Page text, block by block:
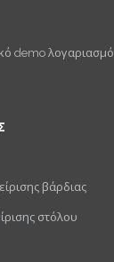
demo λογαριασμό
βάρδιας
στόλου